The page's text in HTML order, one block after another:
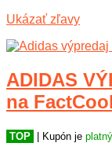
Ukázať zľavy
ADIDAS
na
TOP | Kupón je platný